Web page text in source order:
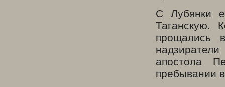
С Лубянки
Таганскую.
прощались
апостола
пребывании